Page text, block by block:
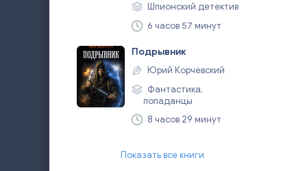
Шпионский детектив
6 часов 57 минут
Подрывник
Юрий Корчевский
Фантастика,
попаданцы
8 часов 29 минут
Показать все книги